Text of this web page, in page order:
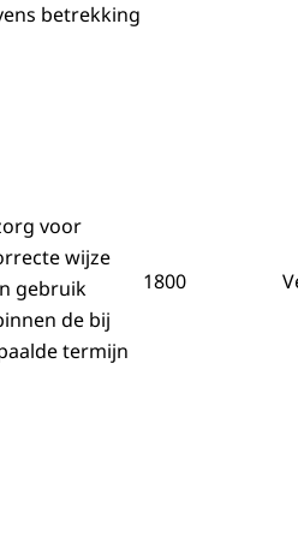
betrekking
voor
wijze
gebruik
de bij
termijn
1800